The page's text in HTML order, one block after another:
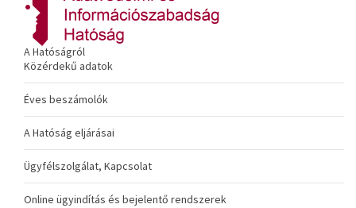
A Hatóságról
Közérdekű adatok
Éves beszámolók
A Hatóság eljárásai
Ügyfélszolgálat, Kapcsolat
Online ügyindítás és bejelentő rendszerek